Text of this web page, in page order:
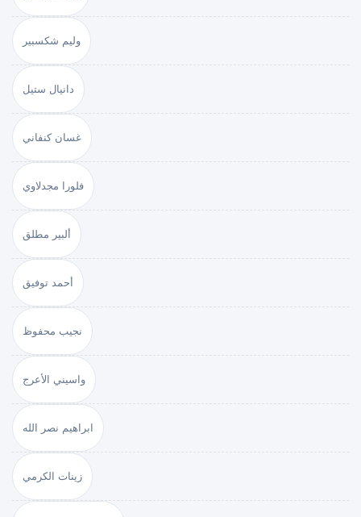
وليم شكسبير
دانيال ستيل
غسان كنفاني
فلورا مجدلاوي
ألبير مطلق
أحمد توفيق
نجيب محفوظ
واسيني الأعرج
ابراهيم نصر الله
زينات الكرمي